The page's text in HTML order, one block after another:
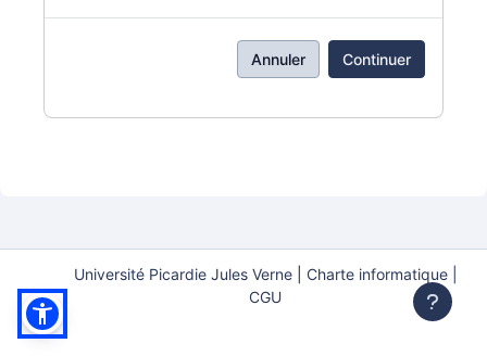
Annuler Continuer
Université Picardie Jules Verne|
Charte informatique |
CGU